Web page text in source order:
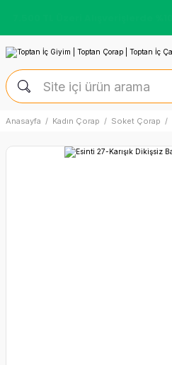
Anasayfa Kadın Çorap Soket Çorap